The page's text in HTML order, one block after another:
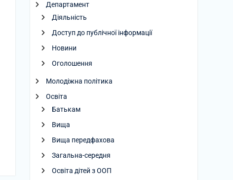
Департамент
Діяльність
Доступ до публічної інформації
Новини
Оголошення
Молодіжна політика
Освіта
Батькам
Вища
Вища передфахова
Загальна-середня
Освіта дітей з ООП